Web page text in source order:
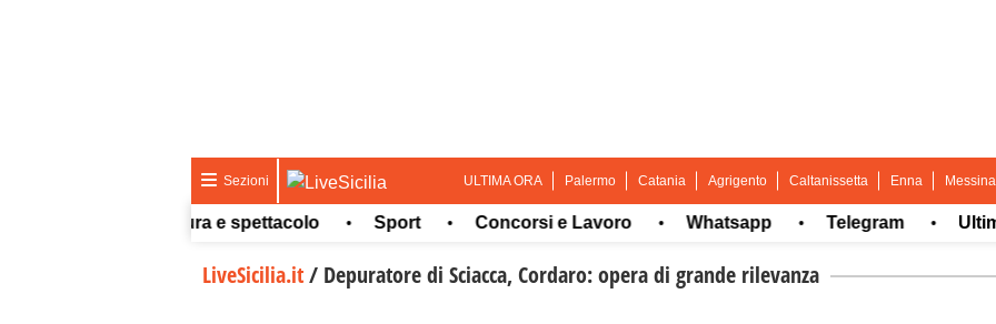
Sezioni ULTIMA ORA Palermo Catania Agrigento Caltanissetta Enna Messina
Cultura e spettacolo • Sport • Concorsi e Lavoro • Whatsapp • Telegram • Ultima
LiveSicilia.it/ Depuratore di Sciacca, Cordaro: opera di grande rilevanza